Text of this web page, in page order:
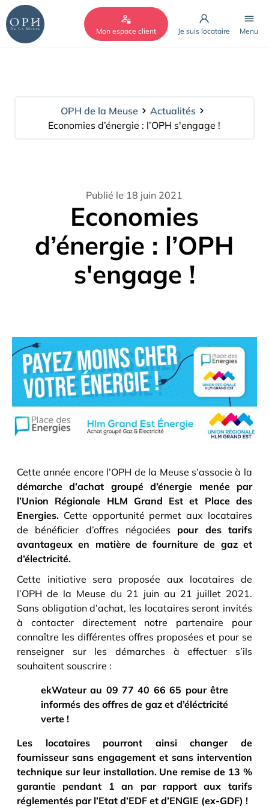
Mon espace client Je suis locataire Menu
OPH de la Meuse
Actualités
Economies d’énergie : l’OPH s'engage !
Publié le 18 juin 2021
Economies
d’énergie : l’OPH
s'engage !
Cette année encore l’OPH de la Meuse s’associe à la
démarche d’achat groupé d’énergie menée par
l’Union Régionale HLM Grand Est et Place des
Energies. Cette opportunité permet aux locataires
de bénéficier d’offres négociées pour des tarifs
avantageux en matière de fourniture de gaz et
d’électricité.
Cette initiative sera proposée aux locataires de
l’OPH de la Meuse du 21 juin au 21 juillet 2021.
Sans obligation d’achat, les locataires seront invités
à contacter directement notre partenaire pour
connaître les différentes offres proposées et pour se
renseigner sur les démarches à effectuer s’ils
souhaitent souscrire :
ekWateur au 09 77 40 66 65 pour être
informés des offres de gaz et d’éléctricité
verte !
Les locataires pourront ainsi changer de
fournisseur sans engagement et sans intervention
technique sur leur installation. Une remise de 13 %
garantie pendant 1 an par rapport aux tarifs
réglementés par l’Etat d’EDF et d’ENGIE (ex-GDF) !
Cookies management panel